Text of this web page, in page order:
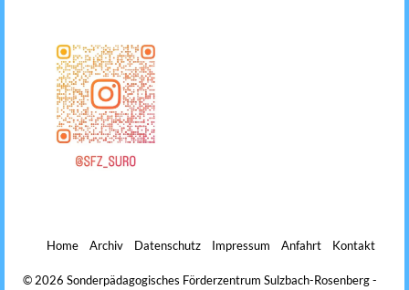
Home Archiv Datenschutz Impressum Anfahrt Kontakt
© 2026 Sonderpädagogisches Förderzentrum Sulzbach-Rosenberg -